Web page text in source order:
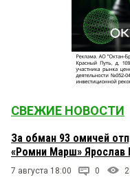
СВЕЖИЕ НОВОСТИ
За обман 93 омичей
«Ромни Марш»
7 августа 18:00 0